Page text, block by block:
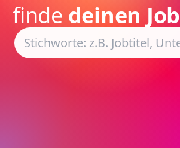
finde deinen Job